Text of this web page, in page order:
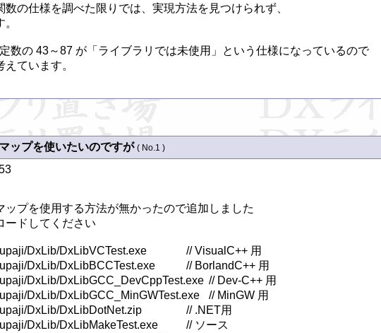
の仕様を調べた限りでは、実現方法を見つけられず、
数の 43～87 が「ライブラリでは未使用」という仕様になっているので
ています。
ップを使いたいのですが ( No.1 )
ップを使用する方法が無かったので追加しました
ードしてください
DxLibVCTest.exe		// VisualC++ 用
DxLibBCCTest.exe		// BorlandC++ 用
DxLibGCC_DevCppTest.exe	// Dev-C++ 用
DxLibGCC_MinGWTest.exe	// MinGW 用
DxLibDotNet.zip		// .NET用
DxLibMakeTest.exe		// ソース